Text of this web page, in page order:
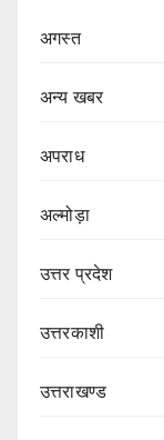
अगस्त
अन्य खबर
अपराध
अल्मोड़ा
उत्तर प्रदेश
उत्तरकाशी
उत्तराखण्ड